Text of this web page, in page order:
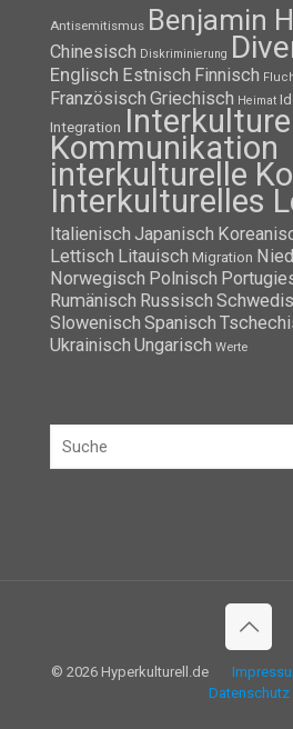
Antisemitismus Benjamin
Chinesisch Diskriminierung
Englisch Estnisch Finnisch
Französisch Griechisch Heimat
Integration
Kommunikation
interkulturelle
Interkulturelles
Italienisch Japanisch
Lettisch Litauisch Migration
Norwegisch Polnisch
Rumänisch Russisch
Slowenisch Spanisch
Ukrainisch Ungarisch Werte
© 2026 Hyperkulturell.de
Datenschutz